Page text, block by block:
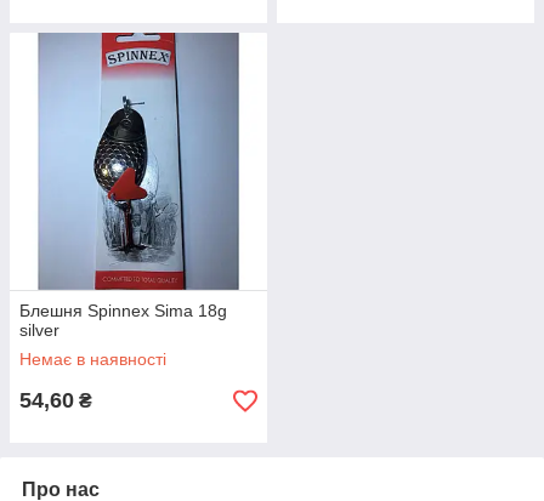
Блешня Spinnex Sima 18g
silver
Немає в наявності
54,60 ₴
Про нас